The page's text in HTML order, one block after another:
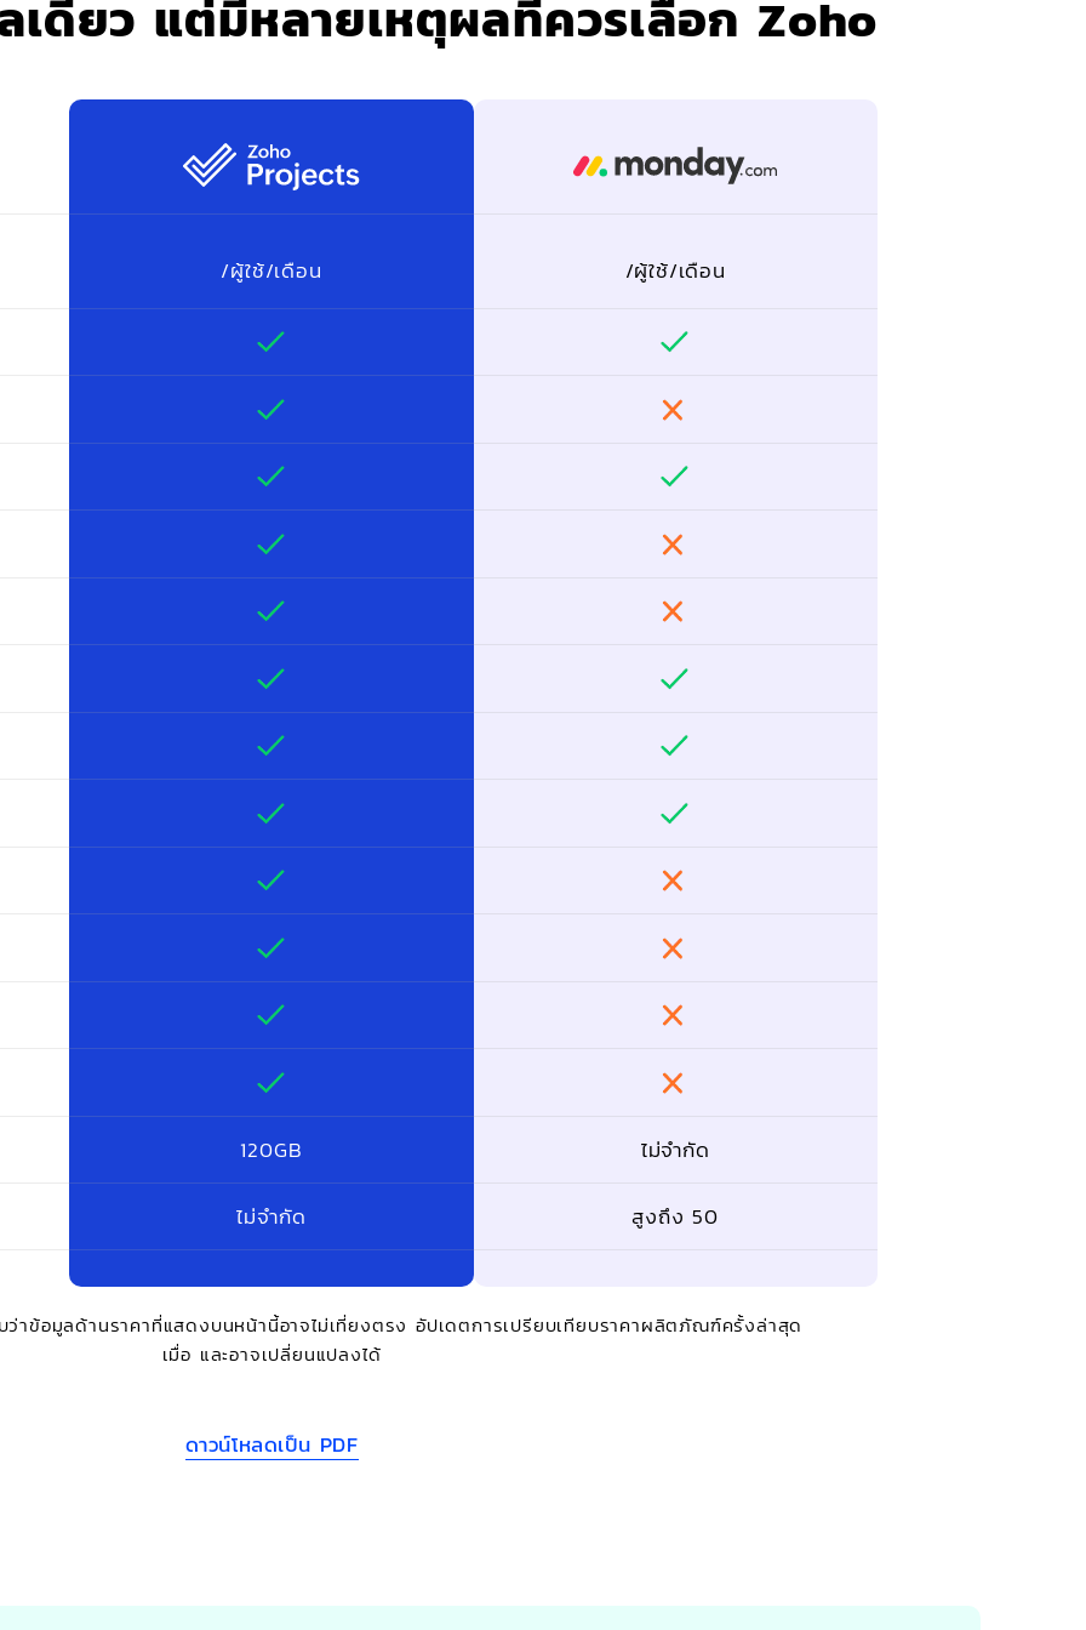
เดียว แต่มีหลายเหตุผลที่ควรเลือก Zoho
/ผู้ใช้/เดือน
120GB
ไม่จำกัด
/ผู้ใช้/เดือน
ไม่จำกัด
สูงถึง 50
ว่าข้อมูลด้านราคาที่แสดงบนหน้านี้อาจไม่เที่ยงตรง อัปเดตการเปรียบเทียบราคาผลิตภัณฑ์ครั้งล่าสุด
เมื่อ และอาจเปลี่ยนแปลงได้
ดาวน์โหลดเป็น PDF